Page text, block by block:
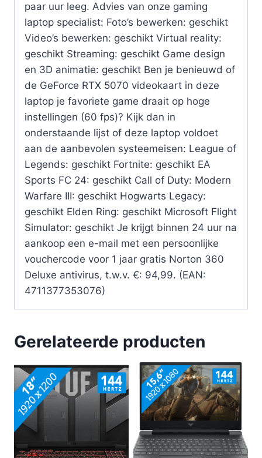
paar uur leeg. Advies van onze gaming
laptop specialist: Foto’s bewerken: geschikt
Video’s bewerken: geschikt Virtual reality:
geschikt Streaming: geschikt Game design
en 3D animatie: geschikt Ben je benieuwd of
de GeForce RTX 5070 videokaart in deze
laptop je favoriete game draait op hoge
instellingen (60 fps)? Kijk dan in
onderstaande lijst of deze laptop voldoet
aan de aanbevolen systeemeisen: League of
Legends: geschikt Fortnite: geschikt EA
Sports FC 24: geschikt Call of Duty: Modern
Warfare III: geschikt Hogwarts Legacy:
geschikt Elden Ring: geschikt Microsoft Flight
Simulator: geschikt Je krijgt binnen 24 uur na
aankoop een e-mail met een persoonlijke
vouchercode voor 1 jaar gratis Norton 360
Deluxe antivirus, t.w.v. €: 94,99. (EAN:
4711377353076)
Gerelateerde producten